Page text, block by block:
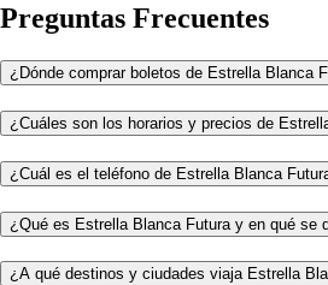
Preguntas Frecuentes
¿Dónde comprar boletos de Estrella Blanca
¿Cuáles son los horarios y precios de
¿Cuál es el teléfono de Estrella Blanca
¿Qué es Estrella Blanca Futura y en qué se
¿A qué destinos y ciudades viaja Estrella